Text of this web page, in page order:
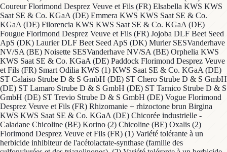
Coureur Florimond Desprez Veuve et Fils (FR) Elsabella KWS KWS
Saat SE & Co. KGaA (DE) Emmera KWS KWS Saat SE & Co.
KGaA (DE) Filorencia KWS KWS Saat SE & Co. KGaA (DE)
Fougue Florimond Desprez Veuve et Fils (FR) Jojoba DLF Beet Seed
ApS (DK) Laurier DLF Beet Seed ApS (DK) Murier SESVanderhave
NV/SA (BE) Noisette SESVanderhave NV/SA (BE) Orphelia KWS
KWS Saat SE & Co. KGaA (DE) Paddock Florimond Desprez Veuve
et Fils (FR) Smart Odilia KWS (1) KWS Saat SE & Co. KGaA (DE)
ST Calaiso Strube D & S GmbH (DE) ST Chero Strube D & S GmbH
(DE) ST Lamaro Strube D & S GmbH (DE) ST Tarnico Strube D & S
GmbH (DE) ST Trevio Strube D & S GmbH (DE) Vogue Florimond
Desprez Veuve et Fils (FR) Rhizomanie + rhizoctone brun Birgina
KWS KWS Saat SE & Co. KGaA (DE) Chicorée industrielle -
Caladane Chicoline (BE) Korino (2) Chicoline (BE) Oxalis (2)
Florimond Desprez Veuve et Fils (FR) (1) Variété tolérante à un
herbicide inhibiteur de l'acétolactate-synthase (famille des